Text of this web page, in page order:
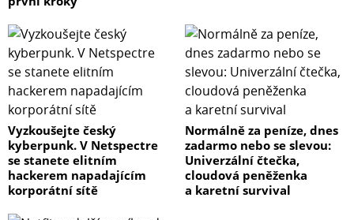
Vyzkoušejte český
kyberpunk. V Netspectre
se stanete elitním
hackerem napadajícím
korporátní sítě
Normálně za peníze, dnes
zadarmo nebo se slevou:
Univerzální čtečka,
cloudová peněženka
a karetní survival